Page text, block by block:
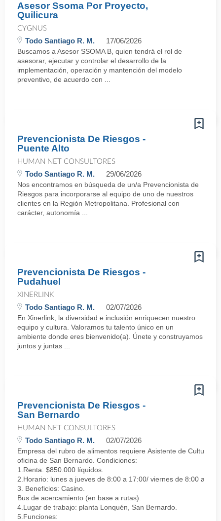
Asesor Ssoma Por Proyecto,
Quilicura
CYGNUS
Todo Santiago R. M. 17/06/2026
Buscamos a Asesor SSOMA B, quien tendrá el rol de
asesorar, ejecutar y controlar el desarrollo de la
implementación, operación y mantención del modelo
preventivo, de acuerdo con ...
Prevencionista De Riesgos -
Puente Alto
HUMAN NET CONSULTORES
Todo Santiago R. M. 29/06/2026
Nos encontramos en búsqueda de un/a Prevencionista de
Riesgos para incorporarse al equipo de uno de nuestros
clientes en la Región Metropolitana. Profesional con
carácter, autonomía ...
Prevencionista De Riesgos -
Pudahuel
XINERLINK
Todo Santiago R. M. 02/07/2026
En Xinerlink, la diversidad e inclusión enriquecen nuestro
equipo y cultura. Valoramos tu talento único en un
ambiente donde eres bienvenido(a). Únete y construyamos
juntos y juntas ...
Prevencionista De Riesgos -
San Bernardo
HUMAN NET CONSULTORES
Todo Santiago R. M. 02/07/2026
Empresa del rubro de alimentos requiere Asistente de Cultura
oficina de San Bernardo. Condiciones:
1.Renta: $850.000 líquidos.
2.Horario: lunes a jueves de 8:00 a 17:00/ viernes de 8:00 a
3. Beneficios: Casino.
Bus de acercamiento (en base a rutas).
4.Lugar de trabajo: planta Lonquén, San Bernardo.
5.Funciones: